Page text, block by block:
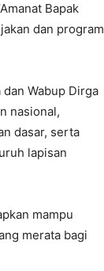
Bapak
dan program
Wabup Dirga
nasional,
dasar, serta
lapisan
mampu
merata bagi